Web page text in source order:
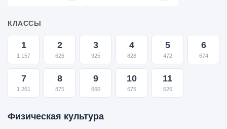
КЛАССЫ
1
1 157
2
626
3
925
4
828
5
472
6
674
7
1 261
8
875
9
660
10
675
11
526
Физическая культура